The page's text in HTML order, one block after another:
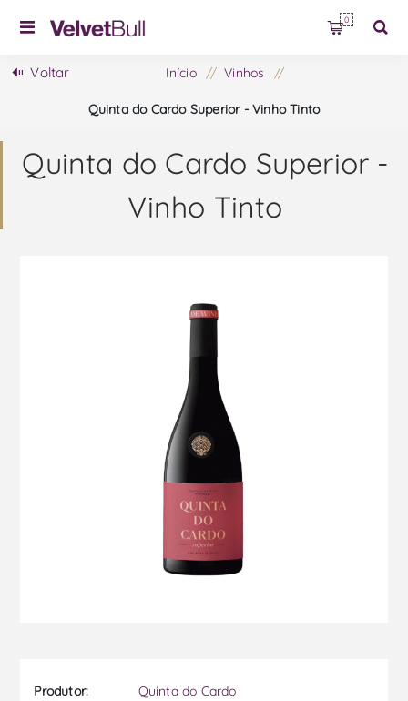
0
Voltar Início / Vinhos /
Quinta do Cardo Superior - Vinho Tinto
Quinta do Cardo Superior -
Vinho Tinto
Produtor:
Quinta do Cardo